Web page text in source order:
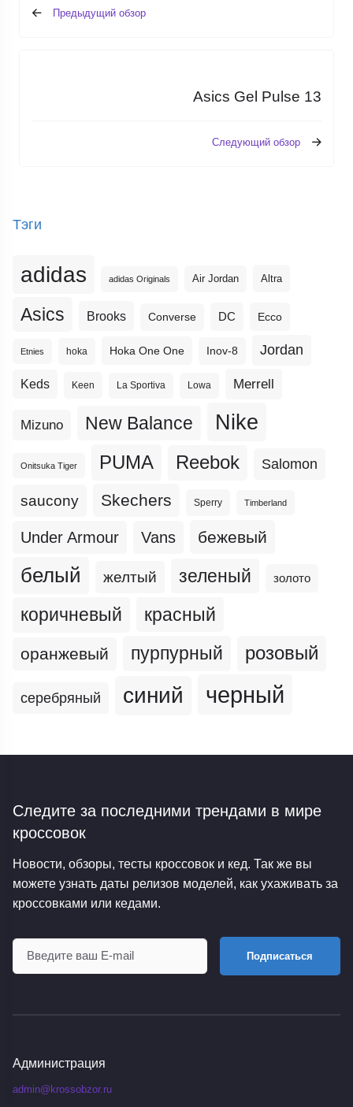
Предыдущий обзор
Asics Gel Pulse 13
Следующий обзор
Тэги
adidas adidas Originals Air Jordan Altra
Asics Brooks Converse DC Ecco
Etnies hoka Hoka One One Inov-8 Jordan
Keds Keen La Sportiva Lowa Merrell
Mizuno New Balance Nike
Onitsuka Tiger PUMA Reebok Salomon
saucony Skechers Sperry Timberland
Under Armour Vans бежевый
белый желтый зеленый золото
коричневый красный
оранжевый пурпурный розовый
серебряный синий черный
Следите за последними трендами в мире
кроссовок
Новости, обзоры, тесты кроссовок и кед. Так же вы
можете узнать даты релизов моделей, как ухаживать за
кроссовками или кедами.
Подписаться
Администрация
admin@krossobzor.ru